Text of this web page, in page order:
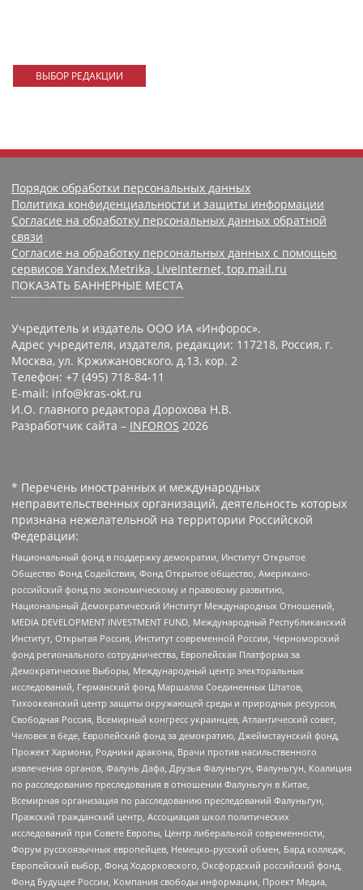
ВЫБОР РЕДАКЦИИ
Порядок обработки персональных данных
Политика конфиденциальности и защиты информации
Согласие на обработку персональных данных обратной
связи
Согласие на обработку персональных данных с помощью
сервисов Yandex.Metrika, LiveInternet, top.mail.ru
ПОКАЗАТЬ БАННЕРНЫЕ МЕСТА
Учредитель и издатель ООО ИА «Инфорос».
Адрес учредителя, издателя, редакции: 117218, Россия, г.
Москва, ул. Кржижановского, д.13, кор. 2
Телефон: +7 (495) 718-84-11
E-mail: info@kras-okt.ru
И.О. главного редактора Дорохова Н.В.
Разработчик сайта – INFOROS 2026
* Перечень иностранных и международных
неправительственных организаций, деятельность которых
признана нежелательной на территории Российской
Федерации:
Национальный фонд в поддержку демократии, Институт Открытое
Общество Фонд Содействия, Фонд Открытое общество, Американо-
российский фонд по экономическому и правовому развитию,
Национальный Демократический Институт Международных Отношений,
MEDIA DEVELOPMENT INVESTMENT FUND, Международный Республиканский
Институт, Открытая Россия, Институт современной России, Черноморский
фонд регионального сотрудничества, Европейская Платформа за
Демократические Выборы, Международный центр электоральных
исследований, Германский фонд Маршалла Соединенных Штатов,
Тихоокеанский центр защиты окружающей среды и природных ресурсов,
Свободная Россия, Всемирный конгресс украинцев, Атлантический совет,
Человек в беде, Европейский фонд за демократию, Джеймстаунский фонд,
Прожект Хармони, Родники дракона, Врачи против насильственного
извлечения органов, Фалунь Дафа, Друзья Фалуньгун, Фалуньгун, Коалиция
по расследованию преследования в отношении Фалуньгун в Китае,
Всемирная организация по расследованию преследований Фалуньгун,
Пражский гражданский центр, Ассоциация школ политических
исследований при Совете Европы, Центр либеральной современности,
Форум русскоязычных европейцев, Немецко-русский обмен, Бард колледж,
Европейский выбор, Фонд Ходорковского, Оксфордский российский фонд,
Фонд Будущее России, Компания свободы информации, Проект Медиа,